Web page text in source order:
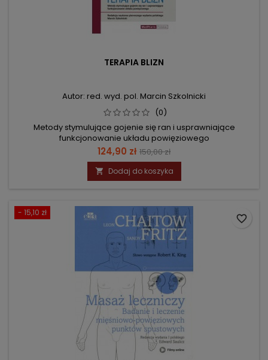
TERAPIA BLIZN
Autor: red. wyd. pol. Marcin Szkolnicki
(0)
Metody stymulujące gojenie się ran i usprawniające
funkcjonowanie układu powięziowego
Cena
124,90 zł Cena
podstawowa
150,00 zł
 Dodaj do koszyka
- 15,10 zł
favorite_border